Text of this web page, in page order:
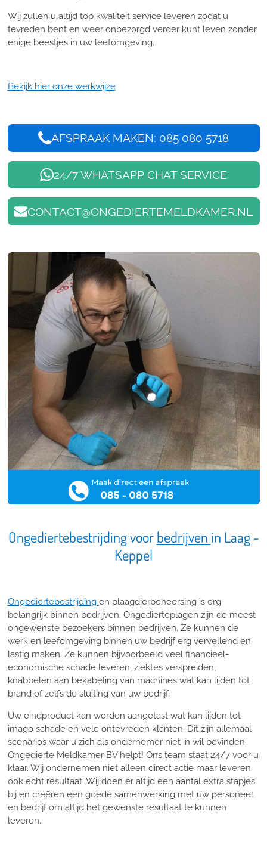
Wij zullen u altijd top kwaliteit service leveren zodat u
tevreden bent en weer onbezorgd verder kunt leven zonder
enige beestjes in uw leefomgeving.
Bekijk hier onze werkwijze
AFSPRAAK MAKEN: 085 080 5718
24/7 WHATSAPP CHAT SERVICE
CONTACT@ONGEDIERTEMELDKAMER.NL
Ongediertebestrijding voorbedrijven in Laag -
Keppel
Ongediertebestrijding en plaagdierbeheersing is erg
belangrijk binnen bedrijven. Ongedierteplagen zijn de meest
ongewenste bezoekers binnen bedrijven. Ze kunnen de
werk en leefomgeving binnen uw bedrijf erg vervellend en
lastig maken. Ze kunnen bijvoorbeeld veel financieel-
economische schade leveren, ziektes verspreiden,
knabbelen aan bekabeling van machines wat kan lijden tot
brand of zelfs de sluiting van uw bedrijf.
Uw eindproduct kan worden aangetast wat kan lijden tot
imago schade en vele ontevreden klanten. Dit zijn allemaal
scenarios waar u zich als ondernemer niet in wil bevinden.
Ongedierte Meldkamer BV helpt! Ons team staat 24/7 voor u
klaar. Wij ondernemen niet alleen direct actie maar leveren
ook echt resultaat. Wij doen er altijd een aantal extra stapjes
bij en creëren een goede samenwerking met uw personeel
en bedrijf om altijd het gewenste resultaat te kunnen
leveren.